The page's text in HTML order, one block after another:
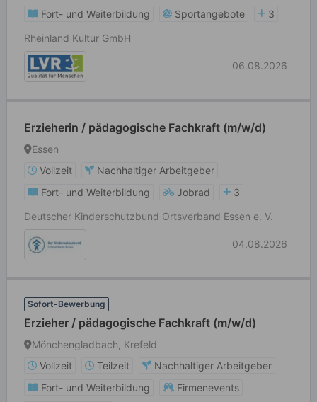
Fort- und Weiterbildung
Sportangebote
3
Rheinland Kultur GmbH
06.08.2026
Erzieherin / pädagogische Fachkraft (m/w/d)
Essen
Vollzeit
Nachhaltiger Arbeitgeber
Fort- und Weiterbildung
Jobrad
3
Deutscher Kinderschutzbund Ortsverband Essen e. V.
04.08.2026
Sofort-Bewerbung
Erzieher / pädagogische Fachkraft (m/w/d)
Mönchengladbach, Krefeld
Vollzeit
Teilzeit
Nachhaltiger Arbeitgeber
Fort- und Weiterbildung
Firmenevents